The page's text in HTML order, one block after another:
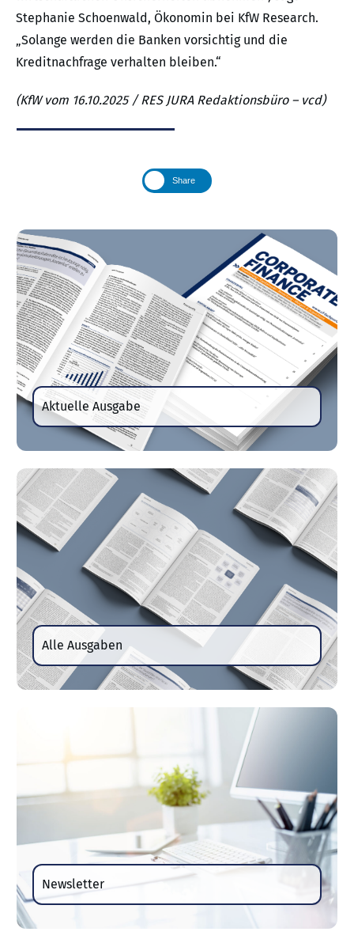
Stephanie Schoenwald, Ökonomin bei KfW Research.
„Solange werden die Banken vorsichtig und die
Kreditnachfrage verhalten bleiben.“
(KfW vom 16.10.2025 / RES JURA Redaktionsbüro – vcd)
Share
Aktuelle Ausgabe
Alle Ausgaben
Newsletter